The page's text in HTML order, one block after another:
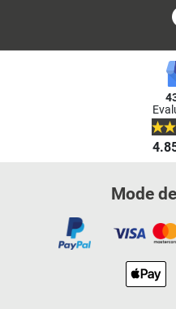
Mode